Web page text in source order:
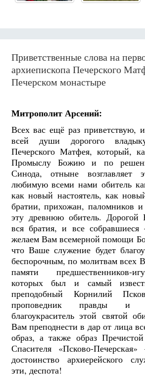
Приветственные слова на
архиепископа Печерского
Печерском монастыре
Митрополит Арсений:
Всех вас ещё раз приветствую,
всей души дорогого
Печерского Матфея, который,
Промыслу Божию и по
Синода, отныне
любимую всеми нами обитель
как новый настоятель, как
братии, прихожан, паломников
эту древнюю обитель.
вся братия, и все
желаем Вам всемерной помощи
что Ваше служение будет
беспорочным, по молитвам всех
памяти предшественников-
которых был и самый
преподобный Корнилий
проповедник правды и
благоукраситель этой святой
Вам преподнести в дар от лица
образ, а также образ
Спасителя «Псково-
достоинство архиерейского
эти, деспота!